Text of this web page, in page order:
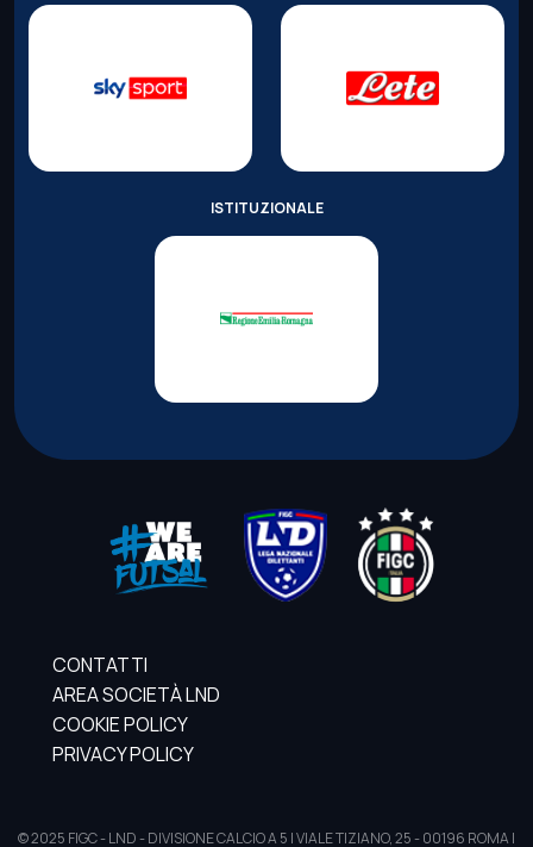
ISTITUZIONALE
CONTATTI
AREA SOCIETÀ LND
COOKIE POLICY
PRIVACY POLICY
© 2025 FIGC - LND - DIVISIONE CALCIO A 5 | VIALE TIZIANO, 25 - 00196 ROMA |